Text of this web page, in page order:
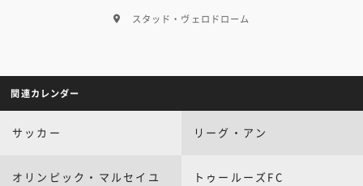
スタッド・ヴェロドローム
関連カレンダー
サッカー リーグ・アン
オリンピック・マルセイユ トゥールーズFC